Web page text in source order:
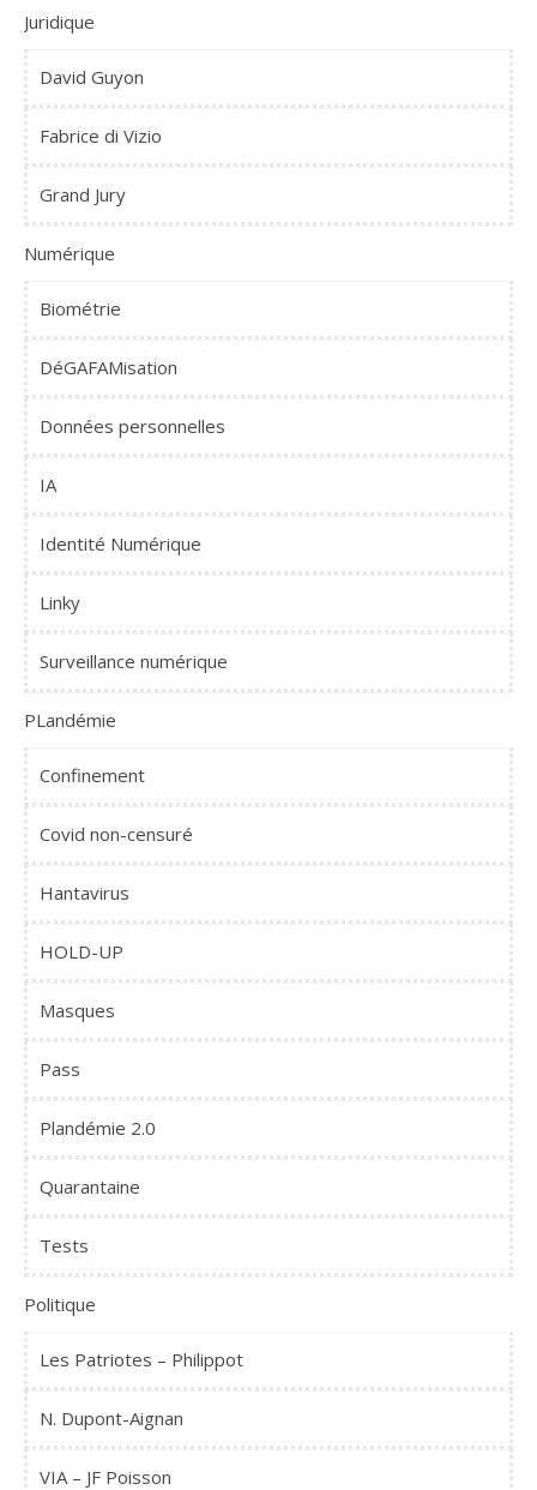
Juridique
David Guyon
Fabrice di Vizio
Grand Jury
Numérique
Biométrie
DéGAFAMisation
Données personnelles
IA
Identité Numérique
Linky
Surveillance numérique
PLandémie
Confinement
Covid non-censuré
Hantavirus
HOLD-UP
Masques
Pass
Plandémie 2.0
Quarantaine
Tests
Politique
Les Patriotes – Philippot
N. Dupont-Aignan
VIA – JF Poisson